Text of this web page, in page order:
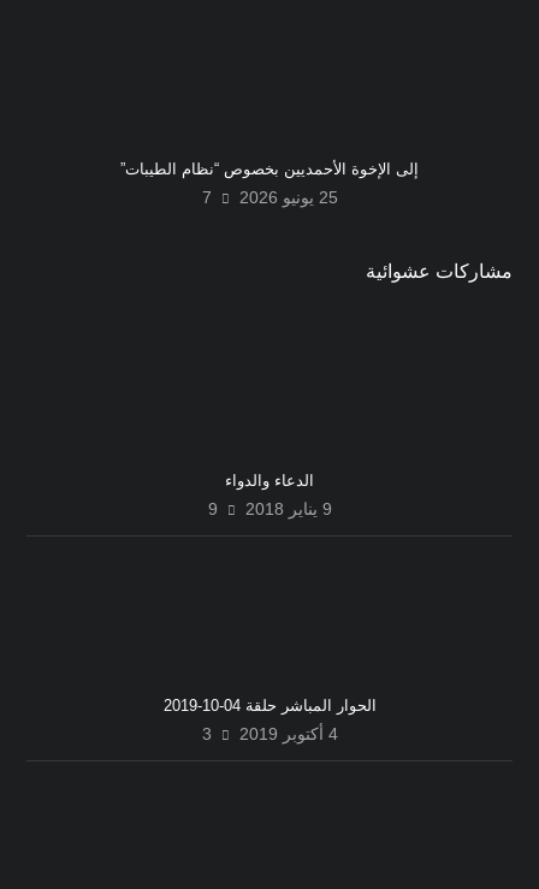
إلى الإخوة الأحمديين بخصوص “نظام الطيبات”
25 يونيو 2026 7
مشاركات عشوائية
الدعاء والدواء
9 يناير 2018 9
الحوار المباشر حلقة 04-10-2019
4 أكتوبر 2019 3